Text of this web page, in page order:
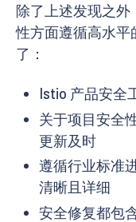
除了上述发现之
性方面遵循高水平
了：
Istio 产品安全
关于项目安全
更新及时
遵循行业标准
清晰且详细
安全修复都包